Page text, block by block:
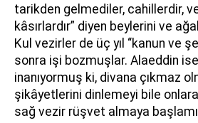
tarikden gelmediler, cahillerdir,
kâsırlardır” diyen beylerini ve
Kul vezirler de üç yıl “kanun ve
sonra işi bozmuşlar. Alaeddin
inanıyormuş ki, divana çıkmaz
şikâyetlerini dinlemeyi bile onlara
sağ vezir rüşvet almaya